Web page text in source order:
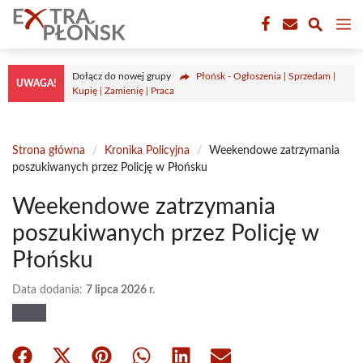
Przejdź
treści
UWAGA!
Dołącz do nowej grupy
Płońsk - Ogłoszenia | Sprzedam |
Kupię | Zamienię | Praca
Strona główna / Kronika Policyjna /
Weekendowe zatrzymania
poszukiwanych przez Policję w Płońsku
Weekendowe zatrzymania
poszukiwanych przez Policję w
Płońsku
Data dodania: 7 lipca 2026 r.